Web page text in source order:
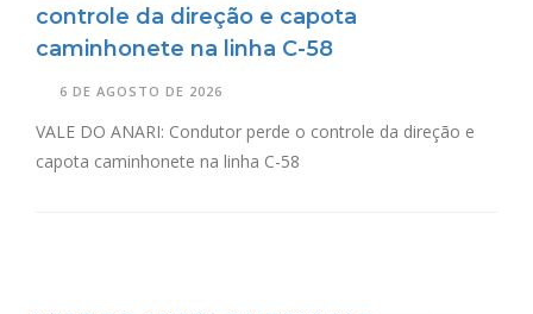
controle da direção e capota
caminhonete na linha C-58
6 DE AGOSTO DE 2026
VALE DO ANARI: Condutor perde o controle da direção e
capota caminhonete na linha C-58